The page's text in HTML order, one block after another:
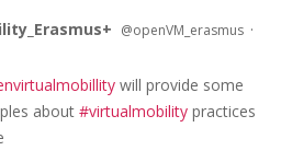
@openVM_erasmus ·
will provide some
about #virtualmobility practices